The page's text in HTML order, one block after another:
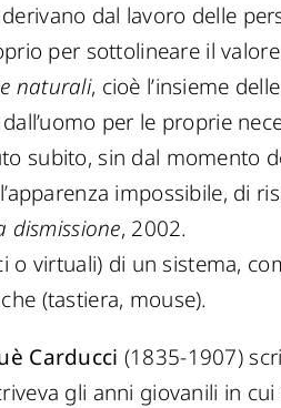
dal lavoro delle
per sottolineare il
naturali, cioè l’insieme
per le proprie
subito, sin dal momento
impossibile, di
dismissione, 2002.
o virtuali) di un sistema,
(tastiera, mouse).
Carducci (1835-1907)
gli anni giovanili in